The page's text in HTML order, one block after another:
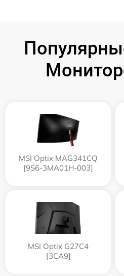
MSI Optix MAG341CQ
[9S6-3MA01H-003]
MSI Optix G27C4
[3CA9]